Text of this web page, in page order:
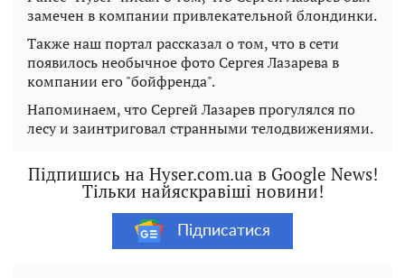
замечен в компании привлекательной блондинки.
Также наш портал рассказал о том, что в сети
появилось необычное фото Сергея Лазарева в
компании его "бойфренда".
Напоминаем, что Сергей Лазарев прогулялся по
лесу и заинтриговал странными телодвижениями.
Підпишись на Hyser.com.ua в Google News!
Тільки найяскравіші новини!
Підписатися